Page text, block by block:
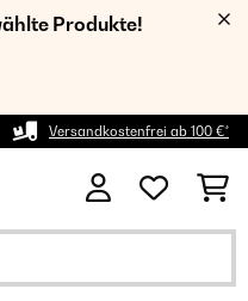
Produkte!
Versandkostenfrei ab 100 €*